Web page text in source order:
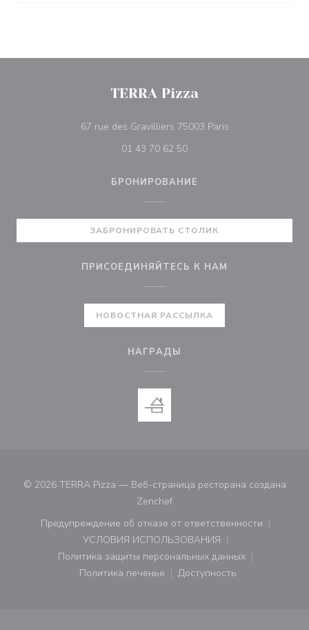
TERRA Pizza
67 rue des Gravilliers 75003 Paris((открывается в
01 43 70 62 50
БРОНИРОВАНИЕ
ЗАБРОНИРОВАТЬ СТОЛИК
ПРИСОЕДИНЯЙТЕСЬ К НАМ
НОВОСТНАЯ РАССЫЛКА
НАГРАДЫ
© 2026 TERRA Pizza — Веб-страница ресторана создана
Zenchef((открывается в новом окне))
Предупреждение об отказе от ответственности
((открывается в новом окне))
УСЛОВИЯ ИСПОЛЬЗОВАНИЯ
((открывается в новом окне))
Политика защиты персональных данных
((открывается в новом окне))
Политика печенье
((открывается в новом окне))
Доступность
((открывается в